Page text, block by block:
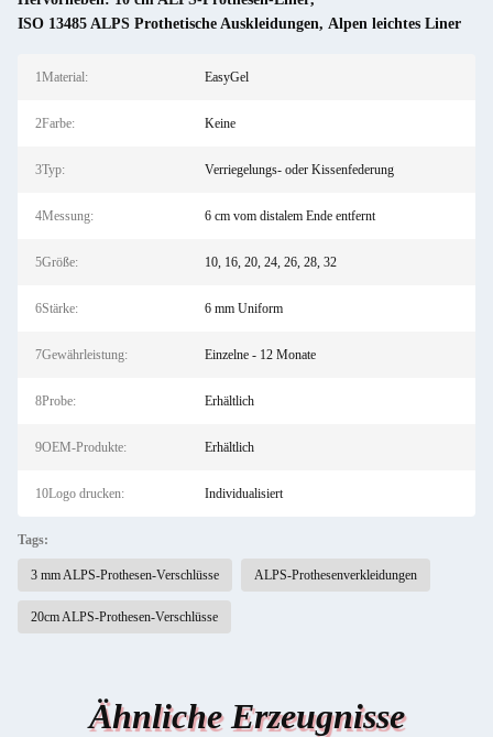
ISO 13485 ALPS Prothetische Auskleidungen, Alpen leichtes Liner
1Material: EasyGel
2Farbe: Keine
3Typ: Verriegelungs- oder Kissenfederung
4Messung: 6 cm vom distalem Ende entfernt
5Größe: 10, 16, 20, 24, 26, 28, 32
6Stärke: 6 mm Uniform
7Gewährleistung: Einzelne - 12 Monate
8Probe: Erhältlich
9OEM-Produkte: Erhältlich
10Logo drucken: Individualisiert
Tags:
3 mm ALPS-Prothesen-Verschlüsse ALPS-Prothesenverkleidungen
20cm ALPS-Prothesen-Verschlüsse
Ähnliche Erzeugnisse